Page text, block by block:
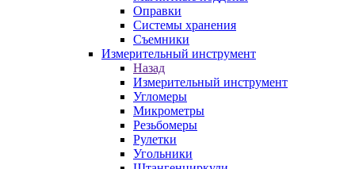
Оправки
Системы хранения
Съемники
Измерительный инструмент
Назад
Измерительный инструмент
Угломеры
Микрометры
Резьбомеры
Рулетки
Угольники